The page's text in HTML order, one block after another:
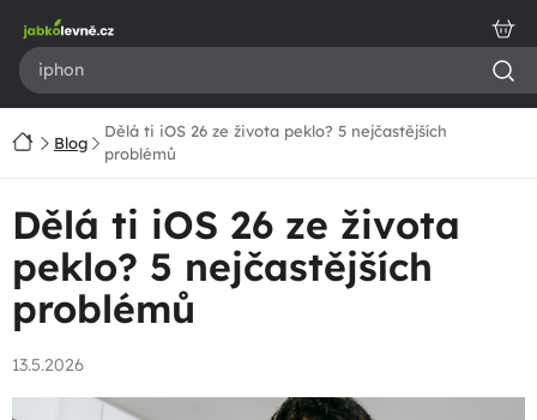
obsah
DomůBlog
Dělá ti iOS 26 ze života peklo? 5 nejčastějších
problémů
Dělá ti iOS 26 ze života
peklo? 5 nejčastějších
problémů
13.5.2026